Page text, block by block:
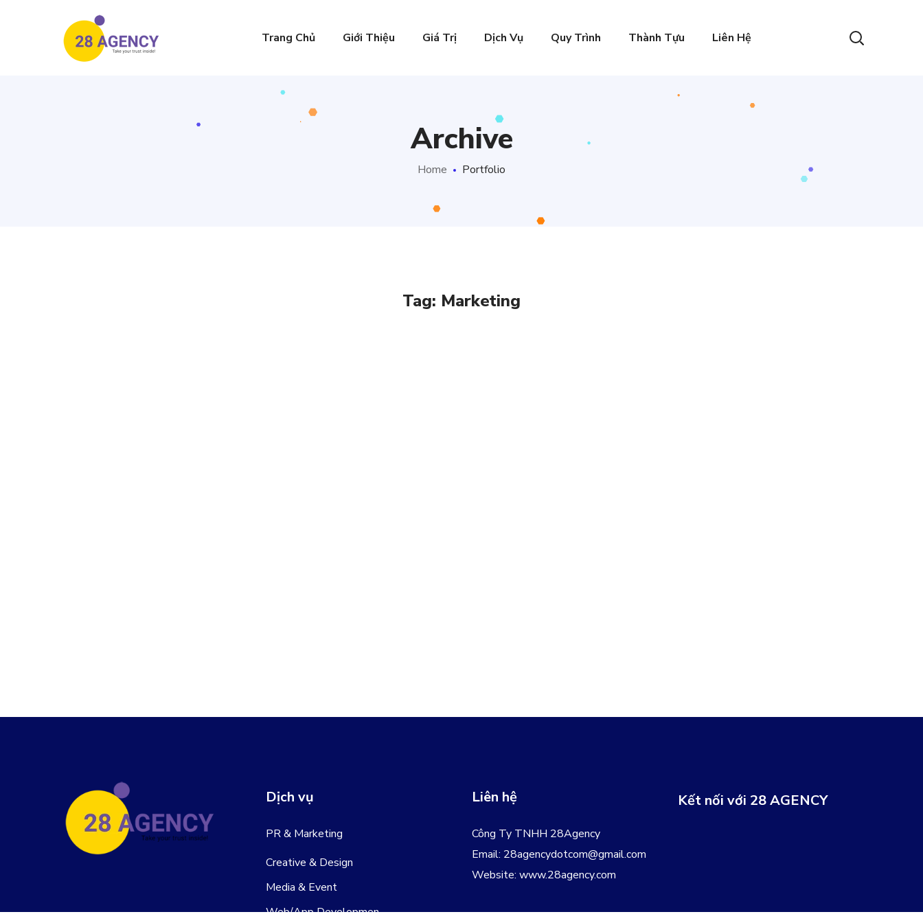
Trang Chủ Giới Thiệu Giá Trị Dịch Vụ Quy Trình Thành Tựu Liên Hệ
Archive
Home Portfolio
Tag: Marketing
Dịch vụ
PR & Marketing
Creative & Design
Media & Event
Web/App Developmen
Liên hệ
Công Ty TNHH 28Agency
Email: 28agencydotcom@gmail.com
Website: www.28agency.com
Kết nối với 28 AGENCY